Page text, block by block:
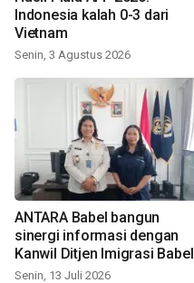
Indonesia kalah 0-3 dari
Vietnam
Senin, 3 Agustus 2026
ANTARA Babel bangun
sinergi informasi dengan
Kanwil Ditjen Imigrasi Babel
Senin, 13 Juli 2026